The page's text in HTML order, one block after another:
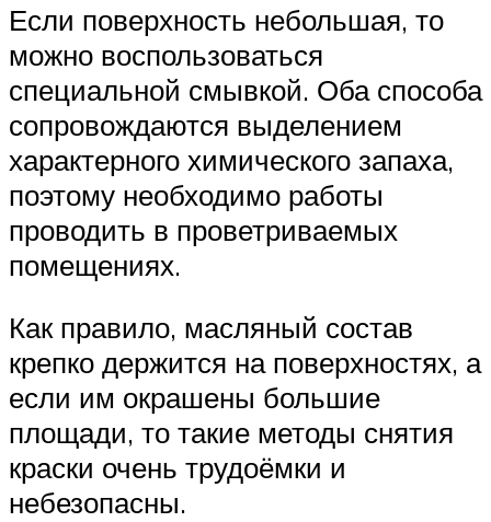
Если поверхность небольшая, то
можно воспользоваться
специальной смывкой. Оба способа
сопровождаются выделением
характерного химического запаха,
поэтому необходимо работы
проводить в проветриваемых
помещениях.
Как правило, масляный состав
крепко держится на поверхностях, а
если им окрашены большие
площади, то такие методы снятия
краски очень трудоёмки и
небезопасны.